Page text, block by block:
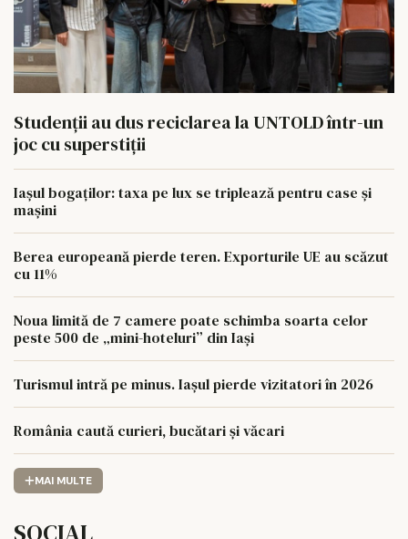
Studenții au dus reciclarea la UNTOLD într-un
joc cu superstiții
Iașul bogaților: taxa pe lux se triplează pentru case și
mașini
Berea europeană pierde teren. Exporturile UE au scăzut
cu 11%
Noua limită de 7 camere poate schimba soarta celor
peste 500 de „mini-hoteluri” din Iași
Turismul intră pe minus. Iașul pierde vizitatori în 2026
România caută curieri, bucătari și văcari
MAI MULTE